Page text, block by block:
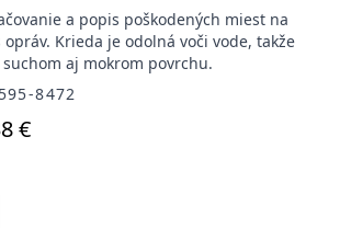
a popis poškodených miest na
Krieda je odolná voči vode, takže
aj mokrom povrchu.
8472
€